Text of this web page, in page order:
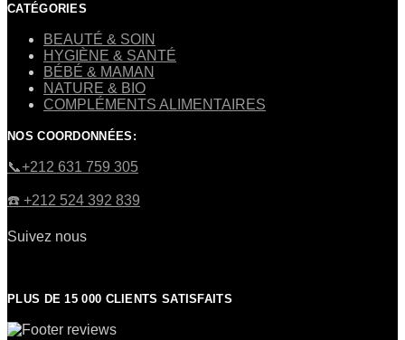
CATÉGORIES
BEAUTÉ & SOIN
HYGIÈNE & SANTÉ
BÉBÉ & MAMAN
NATURE & BIO
COMPLÉMENTS ALIMENTAIRES
NOS COORDONNÉES:
​📞+212 631 759 305
☎️​ +212 524 392 839
Suivez nous
PLUS DE 15 000 CLIENTS SATISFAITS